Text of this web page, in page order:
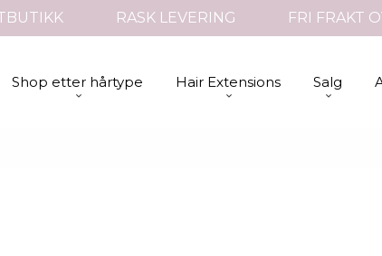
RASK LEVERING FRI FRAKT
Shop etter hårtype Hair Extensions Salg